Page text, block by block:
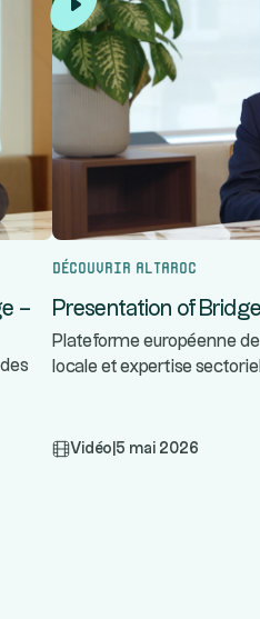
–
Découvrir Altaroc
Presentation of
Plateforme européenne
locale et expertise
Vidéo 5 mai 2026